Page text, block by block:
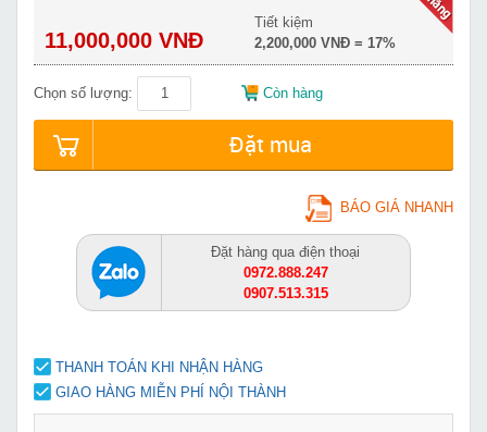
11,000,000 VNĐ
Tiết kiệm
2,200,000 VNĐ = 17%
Chọn số lượng: Còn hàng
Đặt mua
BÁO GIÁ NHANH
Đặt hàng qua điện thoại
0972.888.247
0907.513.315
THANH TOÁN KHI NHẬN HÀNG
GIAO HÀNG MIỄN PHÍ NỘI THÀNH